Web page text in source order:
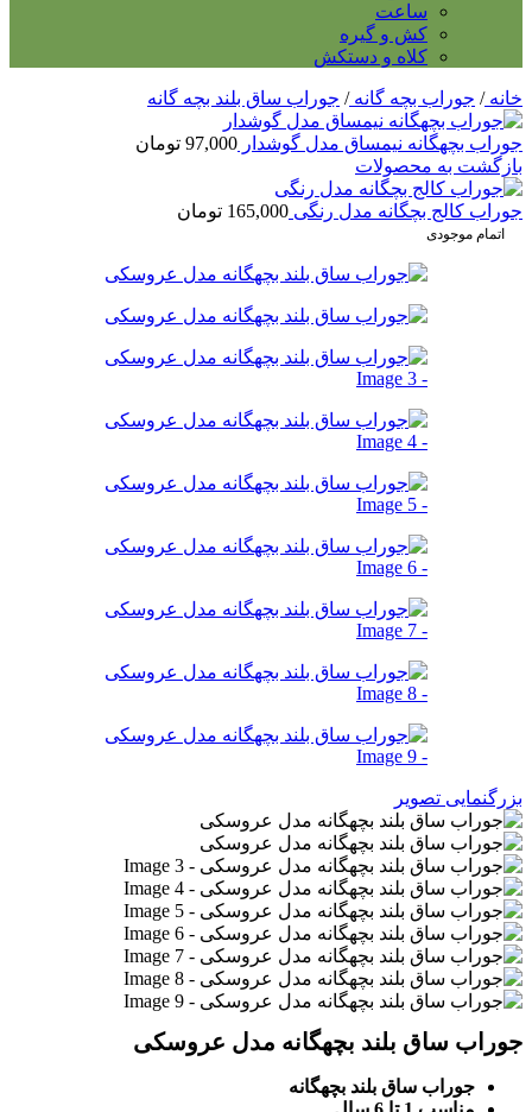
ساعت
کش و گیره
کلاه و دستکش
خانه/ جوراب بچه گانه/ جوراب ساق بلند بچه گانه
جوراب بچهگانه نیمساق مدل گوشدار 97,000 تومان
بازگشت به محصولات
جوراب کالج بچگانه مدل رنگی 165,000 تومان
اتمام موجودی
بزرگنمایی تصویر
جوراب ساق بلند بچهگانه مدل عروسکی
جوراب ساق بلند بچهگانه